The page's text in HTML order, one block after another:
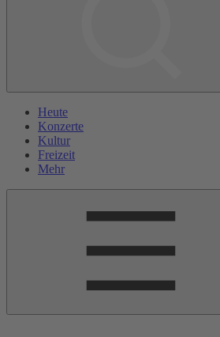
Heute
Konzerte
Kultur
Freizeit
Mehr